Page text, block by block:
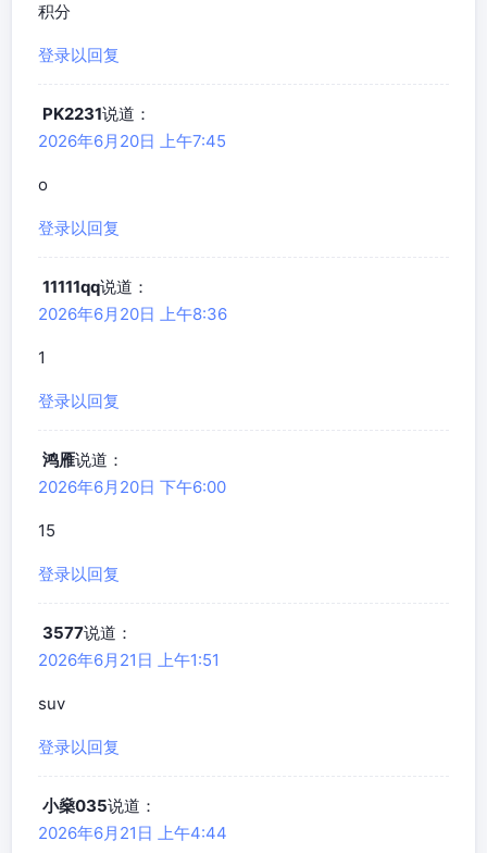
积分
登录以回复
PK2231说道：
2026年6月20日 上午7:45
o
登录以回复
11111qq说道：
2026年6月20日 上午8:36
1
登录以回复
鸿雁说道：
2026年6月20日 下午6:00
15
登录以回复
3577说道：
2026年6月21日 上午1:51
suv
登录以回复
小燊035说道：
2026年6月21日 上午4:44